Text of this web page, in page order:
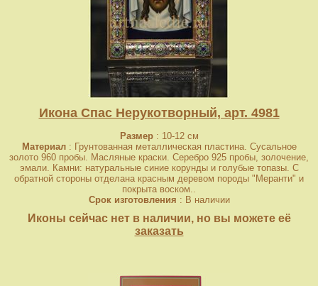
Икона Спас Нерукотворный, арт. 4981
Размер: 10-12 см
Материал: Грунтованная металлическая пластина. Сусальное
золото 960 пробы. Масляные краски. Серебро 925 пробы, золочение,
эмали. Камни: натуральные синие корунды и голубые топазы. С
обратной стороны отделана красным деревом породы "Меранти" и
покрыта воском..
Срок изготовления : В наличии
Иконы сейчас нет в наличии, но вы можете её
заказать